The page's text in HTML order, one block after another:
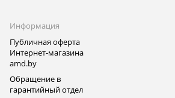
Информация
Публичная оферта
Интернет-магазина
amd.by
Обращение в
гарантийный отдел